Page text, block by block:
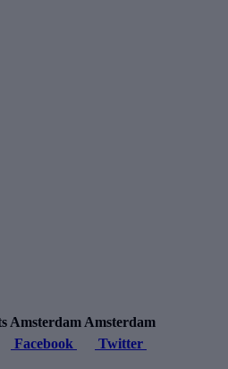
Amsterdam
Facebook
Twitter